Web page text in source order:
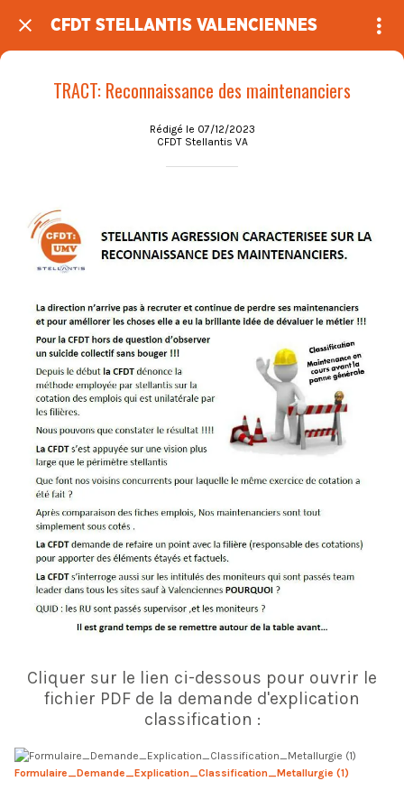
CFDT STELLANTIS VALENCIENNES
TRACT: Reconnaissance des maintenanciers
Rédigé le 07/12/2023
CFDT Stellantis VA
Cliquer sur le lien ci-dessous pour ouvrir le
fichier PDF de la demande d'explication
classification :
Formulaire_Demande_Explication_Classification_Metallurgie (1)